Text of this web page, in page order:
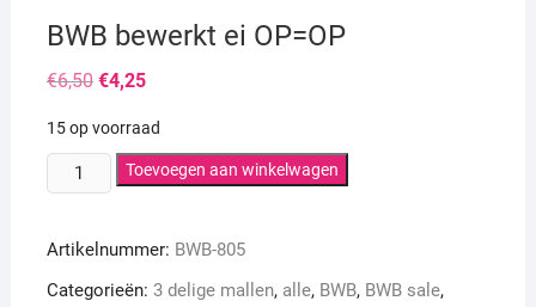
BWB bewerkt ei OP=OP
€6,50 Oorspronkelijke
prijs
€6,50.
€4,25Huidige
€4,25.
15 op voorraad
BWB
bewerkt
OP=OP
aantal
Toevoegen aan winkelwagen
Artikelnummer: BWB-805
Categorieën: 3 delige mallen, alle, BWB, BWB sale,